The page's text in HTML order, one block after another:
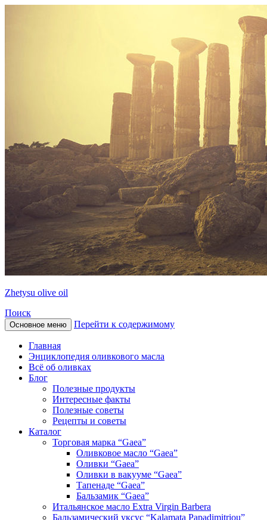
Zhetysu olive oil
Поиск
Основное меню Перейти к содержимому
Главная
Энциклопедия оливкового масла
Всё об оливках
Блог
Полезные продукты
Интересные факты
Полезные советы
Рецепты и советы
Каталог
Торговая марка “Gaea”
Оливковое масло “Gaea”
Оливки “Gaea”
Оливки в вакууме “Gaea”
Тапенаде “Gaea”
Бальзамик “Gaea”
Итальянское масло Extra Virgin Barbera
Бальзамический уксус “Kalamata Papadimitriou”